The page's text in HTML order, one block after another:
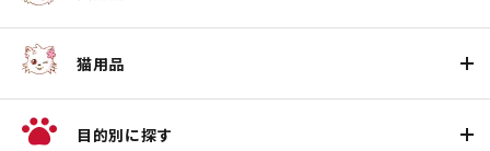
猫用品
目的別に探す